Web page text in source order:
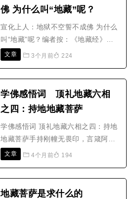
佛’，见到佛菩萨的像礼敬的心就生起
来，我们要将礼敬佛菩..
佛 为什么叫“地藏”呢？
宣化上人：地狱不空誓不成佛 为什么
叫“地藏”呢？编者按：《地藏经》又
被称为《地藏菩萨本愿经》，经中记
不可思议。在所有经典之中，教理浅
此部《地藏菩萨本愿功德经》。为什
么叫“地藏”呢?因为地..
文章 3个月前 224
学佛感悟词 顶礼地藏六相
之四：持地地藏菩萨
学佛感悟词 顶礼地藏六相之四：持地
地藏菩萨手持刚幢无畏印，言箴阿修
罗魂。如人似仙半沉沦，轮回皆有
勤修半世，只怕一时昏。
文章 4个月前 194
地藏菩萨是求什么的